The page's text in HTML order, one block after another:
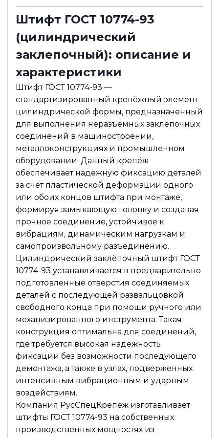
Штифт ГОСТ 10774-93
(цилиндрический
заклепочный): описание и
характеристики
Штифт ГОСТ 10774-93 —
стандартизированный крепёжный элемент
цилиндрической формы, предназначенный
для выполнения неразъёмных заклёпочных
соединений в машиностроении,
металлоконструкциях и промышленном
оборудовании. Данный крепёж
обеспечивает надёжную фиксацию деталей
за счёт пластической деформации одного
или обоих концов штифта при монтаже,
формируя замыкающую головку и создавая
прочное соединение, устойчивое к
вибрациям, динамическим нагрузкам и
самопроизвольному разъединению.
Цилиндрический заклёпочный штифт ГОСТ
10774-93 устанавливается в предварительно
подготовленные отверстия соединяемых
деталей с последующей развальцовкой
свободного конца при помощи ручного или
механизированного инструмента. Такая
конструкция оптимальна для соединений,
где требуется высокая надёжность
фиксации без возможности последующего
демонтажа, а также в узлах, подверженных
интенсивным вибрационным и ударным
воздействиям.
Компания РусСпецКрепеж изготавливает
штифты ГОСТ 10774-93 на собственных
производственных мощностях из